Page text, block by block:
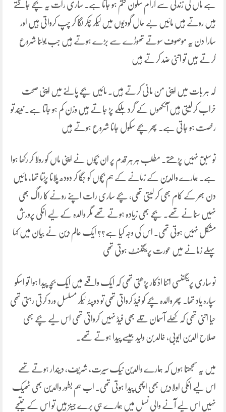
ہے ماں کی زندگی سے آرام سکون ختم ہو جاتا ہے۔ ساری رات یہ بچے جاگتے
ہیں روتے ہیں مائیں بے حال گودیوں میں لیکر چکر لگا کر چپ کرواتی ہیں اور
سارا دن یہ موصوف سوتے تھوڑے سے بڑے ہوتے ہیں جب بولنا شروع
کرتے ہیں تو اتنی ضد کرتے ہیں
کہ ہر بات میں اپنی من مانی کرتے ہیں۔ مائیں بچے پالنے میں اپنی صحت
خراب کر لیتی ہیں آنکھوں کے گرد ہلکے پڑ جاتے ہیں وزن کم ہو جاتا ہے۔ نیند تو
رخصت ہو جاتی ہے۔ پھر بچے سکول جانا شروع ہوتے ہیں
تو سبق نہیں پڑھتے۔ مطلب ہر ہر قدم پر ان بچوں نے اپنی ماں کو رولا کر رکھا ہوا
ہے۔ ہمارے والدین کے زمانے کے ہم بچوں کو جگا کر دودھ پلانا پڑتا تھا، مائیں
دن بھر کے کام بھی کر لیتی تھی، بچے ساری رات اپنے رونے کا راگ بھی
نہیں سنانے تھے۔ بچے بھی زیادہ ہوتے تھے مگر والدہ کے لیے انکی پرورش
مشکل نہیں ہوتی تھی۔ اس کی وجہ کیا ہے؟؟ ایک عالم دین نے بیان میں کہا
پہلے زمانے میں عورت پریگننٹ ہوتی تھی
تو ساری پریگننسی اتنا اذکار پڑھتی تھی کہ ایک واقعے میں ایک بچہ پیدا ہوا تو اسکو
سپارہ یاد تھا۔ پھر والدہ بچے کو فیڈ کرواتی تھی تو دوپٹہ لیکر مسلسل ورد کرتی رہتی تھی
حیا اتنی تھی کہ کھلے آسمان تلے بھی فیڈ نہیں کرواتی تھی اس لیے بچے بھی
صلاح الدین ایوبی، خالد بن ولید جیسے پیدا ہوتے تھے۔
میں یہ سمجھتا ہوں کہ ہمارے والدین نیک سیرت، شریف، دیندار ہوتے تھے
اس لیے انکی اولادیں بھی اچھی پیدا ہوتی تھی۔ اب ہم بطور والدین بھی ٹھیک
نہیں اس لیے آنے والی نسل میں ہمارے ہی برے جینز ہیں تو اس کے نتیجے